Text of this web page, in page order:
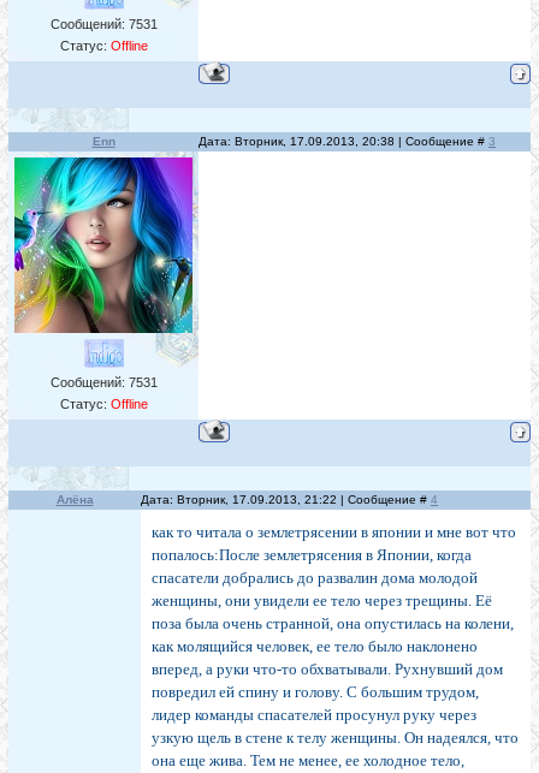
Сообщений: 7531
Статус: Offline
Enn Дата: Вторник, 17.09.2013, 20:38 | Сообщение # 3
Сообщений: 7531
Статус: Offline
Алёна Дата: Вторник, 17.09.2013, 21:22 | Сообщение # 4
как то читала о землетрясении в японии и мне вот что
попалось:После землетрясения в Японии, когда
спасатели добрались до развалин дома молодой
женщины, они увидели ее тело через трещины. Её
поза была очень странной, она опустилась на колени,
как молящийся человек, ее тело было наклонено
вперед, а руки что-то обхватывали. Рухнувший дом
повредил ей спину и голову. С большим трудом,
лидер команды спасателей просунул руку через
узкую щель в стене к телу женщины. Он надеялся, что
она еще жива. Тем не менее, ее холодное тело,